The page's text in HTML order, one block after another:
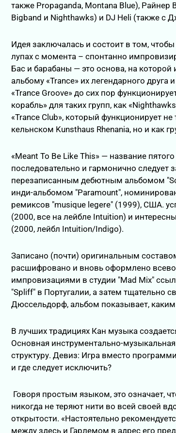
также Propaganda, Montana Blue), Райнер
Bigband и Nighthawks) и DJ Heli (также с
Идея заключалась и состоит в том,
лупах с момента – спонтанно
Бас и барабаны — это основа, на
альбому «Trance» их легендарного друга
«Trance Groove» до сих пор
корабль» для таких групп, как
«Trance Club», который функционирует
кельнском Kunsthaus Rhenania, но и как
«Meant To Be Like This» — название
последовательно и гармонично
перезаписанным дебютным альбомом
инди-альбомом "Paramount",
ремиксов "musique legere" (1999), США.
(2000, все на лейбле Intuition) и
(2000, лейбл Intuition/Indigo).
Записано (почти) оригинальным
расшифровано и вновь оформлено
импровизациями в студии "Mad Mix"
"Spliff" в Португалии, а затем тщательно
Дюссельдорф, альбом показывает,
В лучших традициях Кан музыка
Основная инструментально-
структуру. Девиз: Игра вместо
и где следует исключить?
Говоря простым языком, это означает,
никогда не теряют нити во всей своей
открытости. «Настоятельно
между здесь и Гарлемом в адрес его